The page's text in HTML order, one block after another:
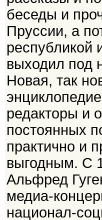
беседы и
Пруссии, а
республикой
выходил под
Новая, так
редакторы и
постоянных
практично и
выгодным. С
Альфред
медиа-
национал-